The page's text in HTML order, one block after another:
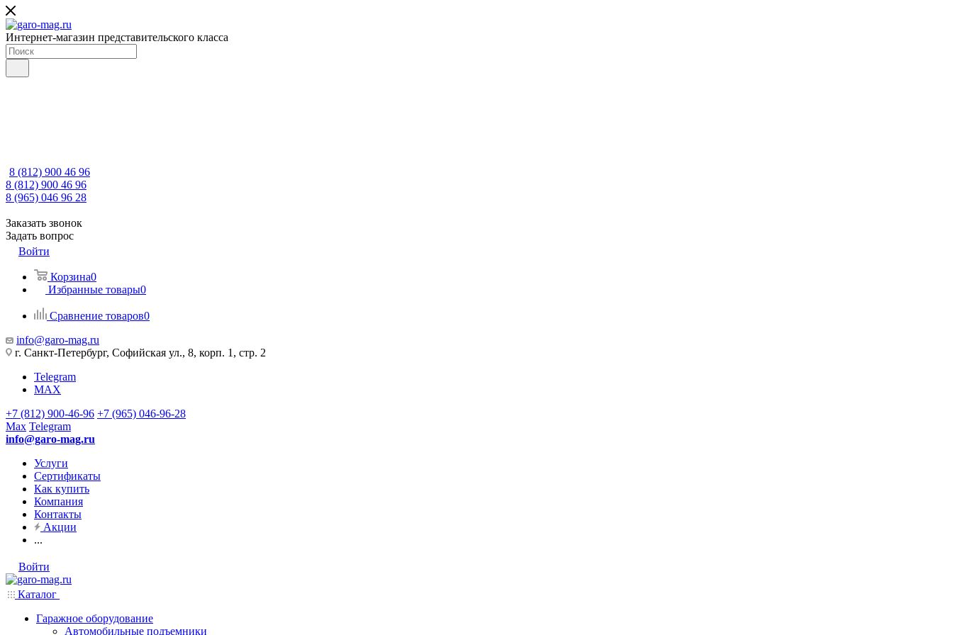
Интернет-магазин представительского класса
8 (812) 900 46 96
8 (812) 900 46 96
8 (965) 046 96 28
Заказать звонок
Задать вопрос
Войти
Корзина0
Избранные товары0
Сравнение товаров0
info@garo-mag.ru
г. Санкт-Петербург, Софийская ул., 8, корп. 1, стр. 2
Telegram
MAX
+7 (812) 900-46-96 +7 (965) 046-96-28
Max Telegram
info@garo-mag.ru
Услуги
Сертификаты
Как купить
Компания
Контакты
Акции
...
Войти
Каталог
Гаражное оборудование
Автомобильные подъемники